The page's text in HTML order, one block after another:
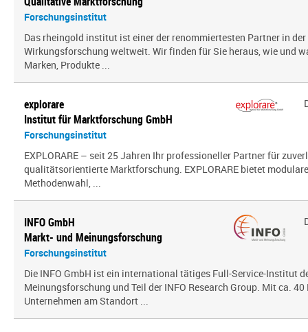
Forschungsinstitut
Das rheingold institut ist einer der renommiertesten Partner in
Wirkungsforschung weltweit. Wir finden für Sie heraus, wie und
Marken, Produkte ...
explorare
Institut für Marktforschung GmbH
Forschungsinstitut
EXPLORARE – seit 25 Jahren Ihr professioneller Partner für
qualitätsorientierte Marktforschung. EXPLORARE bietet
Methodenwahl, ...
INFO GmbH
Markt- und Meinungsforschung
Forschungsinstitut
Die INFO GmbH ist ein international tätiges Full-Service-Institut
Meinungsforschung und Teil der INFO Research Group. Mit ca.
Unternehmen am Standort ...